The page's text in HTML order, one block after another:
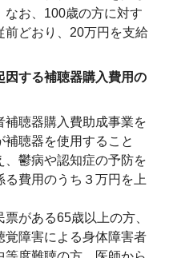
お、100歳の方に対す
前どおり、20万円を支給
する補聴器購入費用の
補聴器購入費助成事業を
聴器を使用すること
、鬱病や認知症の予防を
る費用のうち３万円を上
がある65歳以上の方、
覚障害による身体障害者